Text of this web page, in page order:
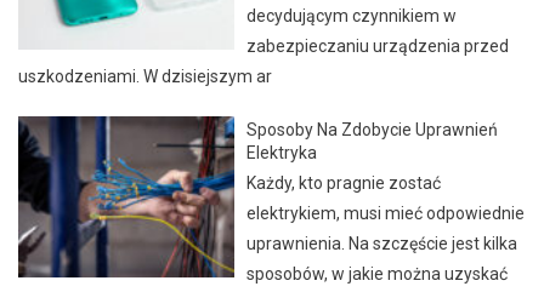
decydującym czynnikiem w
zabezpieczaniu urządzenia przed
uszkodzeniami. W dzisiejszym ar
Sposoby Na Zdobycie Uprawnień
Elektryka
Każdy, kto pragnie zostać
elektrykiem, musi mieć odpowiednie
uprawnienia. Na szczęście jest kilka
sposobów, w jakie można uzyskać